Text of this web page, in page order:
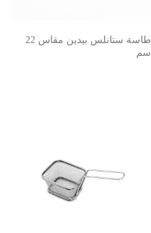
طاسة ستانلس بيدين مقاس 22
سم